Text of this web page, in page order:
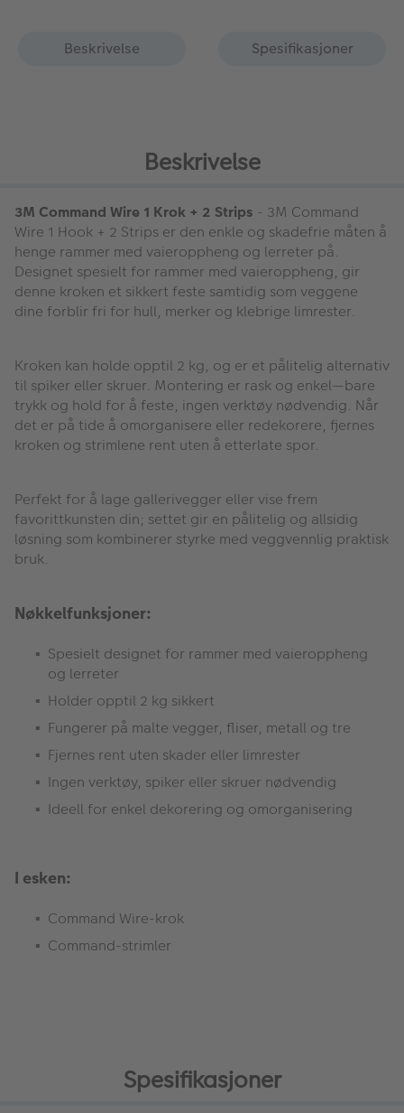
Beskrivelse Spesifikasjoner
Beskrivelse
3M Command Wire 1 Krok + 2 Strips - 3M Command
Wire 1 Hook + 2 Strips er den enkle og skadefrie måten å
henge rammer med vaieroppheng og lerreter på.
Designet spesielt for rammer med vaieroppheng, gir
denne kroken et sikkert feste samtidig som veggene
dine forblir fri for hull, merker og klebrige limrester.
Kroken kan holde opptil 2 kg, og er et pålitelig alternativ
til spiker eller skruer. Montering er rask og enkel—bare
trykk og hold for å feste, ingen verktøy nødvendig. Når
det er på tide å omorganisere eller redekorere, fjernes
kroken og strimlene rent uten å etterlate spor.
Perfekt for å lage gallerivegger eller vise frem
favorittkunsten din; settet gir en pålitelig og allsidig
løsning som kombinerer styrke med veggvennlig praktisk
bruk.
Nøkkelfunksjoner:
Spesielt designet for rammer med vaieroppheng
og lerreter
Holder opptil 2 kg sikkert
Fungerer på malte vegger, fliser, metall og tre
Fjernes rent uten skader eller limrester
Ingen verktøy, spiker eller skruer nødvendig
Ideell for enkel dekorering og omorganisering
I esken:
Command Wire-krok
Command-strimler
Spesifikasjoner